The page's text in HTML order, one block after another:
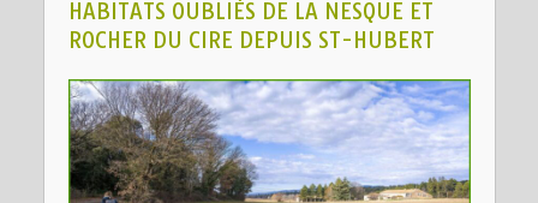
HABITATS OUBLIÉS DE LA NESQUE ET
ROCHER DU CIRE DEPUIS ST-HUBERT